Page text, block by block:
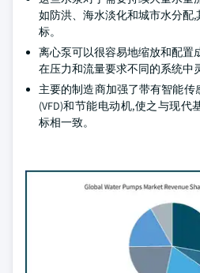
如防洪、海水淡化和城市水分配
标。
离心泵可以很容易地缩放和配置
在压力和流量要求不同的系统中
主要的制造商加强了带有智能
(VFD)和节能电动机,使之与现代
标相一致。